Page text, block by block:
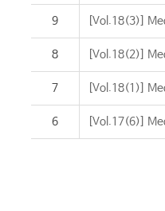
9 [Vol.18(3)]
8 [Vol.18(2)]
7 [Vol.18(1)]
6 [Vol.17(6)]